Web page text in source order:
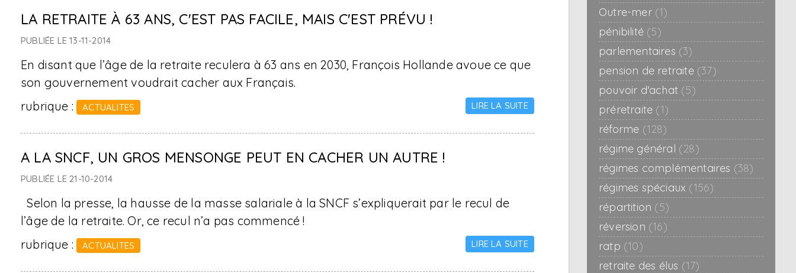
LA RETRAITE À 63 ANS, C'EST PAS FACILE, MAIS C'EST PRÉVU !
PUBLIÉE LE 13-11-2014
En disant que l’âge de la retraite reculera à 63 ans en 2030, François Hollande avoue ce que
son gouvernement voudrait cacher aux Français.
rubrique : ACTUALITES LIRE LA SUITE
A LA SNCF, UN GROS MENSONGE PEUT EN CACHER UN AUTRE !
PUBLIÉE LE 21-10-2014
Selon la presse, la hausse de la masse salariale à la SNCF s’expliquerait par le recul de
l’âge de la retraite. Or, ce recul n’a pas commencé !
rubrique : ACTUALITES LIRE LA SUITE
Outre-mer (1)
pénibilité (5)
parlementaires (3)
pension de retraite (37)
pouvoir d'achat (5)
préretraite (1)
réforme (128)
régime général (28)
régimes complémentaires (38)
régimes spéciaux (156)
répartition (5)
réversion (16)
ratp (10)
retraite des élus (17)